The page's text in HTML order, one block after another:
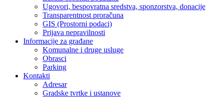
Ugovori, bespovratna sredstva, sponzorstva, donacije
Transparentnost proračuna
GIS (Prostorni podaci)
Prijava nepravilnosti
Informacije za građane
Komunalne i druge usluge
Obrasci
Parking
Kontakti
Adresar
Gradske tvrtke i ustanove